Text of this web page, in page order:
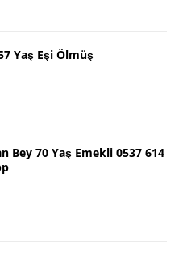
Yaş Eşi Ölmüş
Bey 70 Yaş Emekli 0537 614